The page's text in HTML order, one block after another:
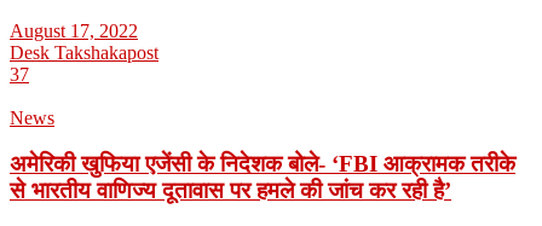
August 17, 2022
Desk Takshakapost
37
News
अमेरिकी खुफिया एजेंसी के निदेशक बोले- ‘FBI आक्रामक तरीके
से भारतीय वाणिज्य दूतावास पर हमले की जांच कर रही है’